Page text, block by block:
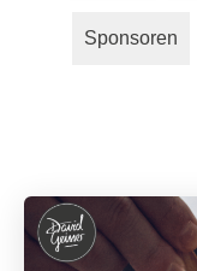
Sponsoren